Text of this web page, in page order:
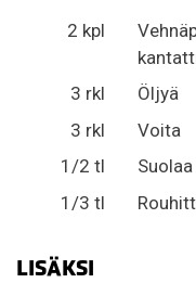
2 kpl
3 rkl
Öljyä
3 rkl
Voita
1/2 tl
Suolaa
1/3 tl
LISÄKSI